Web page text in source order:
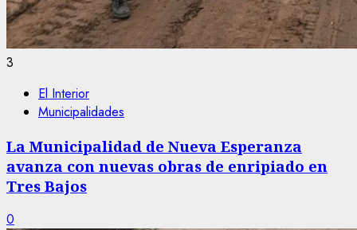
3
El Interior
Municipalidades
La Municipalidad de Nueva Esperanza
avanza con nuevas obras de enripiado en
Tres Bajos
0